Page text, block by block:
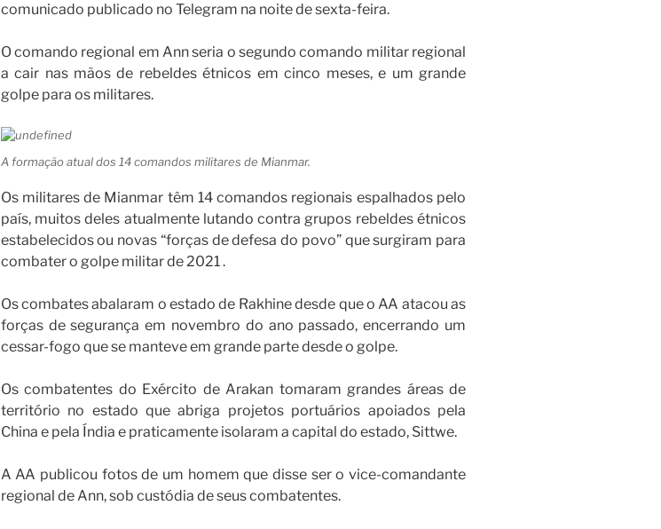
comunicado publicado no Telegram na noite de sexta-feira.
O comando regional em Ann seria o segundo comando militar regional
a cair nas mãos de rebeldes étnicos em cinco meses, e um grande
golpe para os militares.
A formação atual dos 14 comandos militares de Mianmar.
Os militares de Mianmar têm 14 comandos regionais espalhados pelo
país, muitos deles atualmente lutando contra grupos rebeldes étnicos
estabelecidos ou novas “forças de defesa do povo” que surgiram para
combater o golpe militar de 2021 .
Os combates abalaram o estado de Rakhine desde que o AA atacou as
forças de segurança em novembro do ano passado, encerrando um
cessar-fogo que se manteve em grande parte desde o golpe.
Os combatentes do Exército de Arakan tomaram grandes áreas de
território no estado que abriga projetos portuários apoiados pela
China e pela Índia e praticamente isolaram a capital do estado, Sittwe.
A AA publicou fotos de um homem que disse ser o vice-comandante
regional de Ann, sob custódia de seus combatentes.